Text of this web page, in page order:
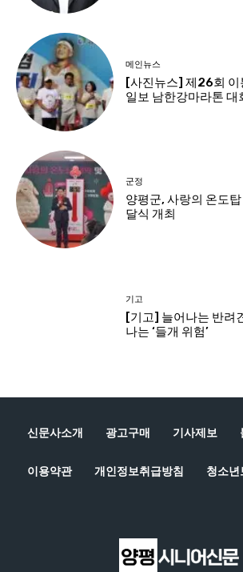
신문사소개 광고구매 기사제보
이용약관 개인정보취급방침 청소년